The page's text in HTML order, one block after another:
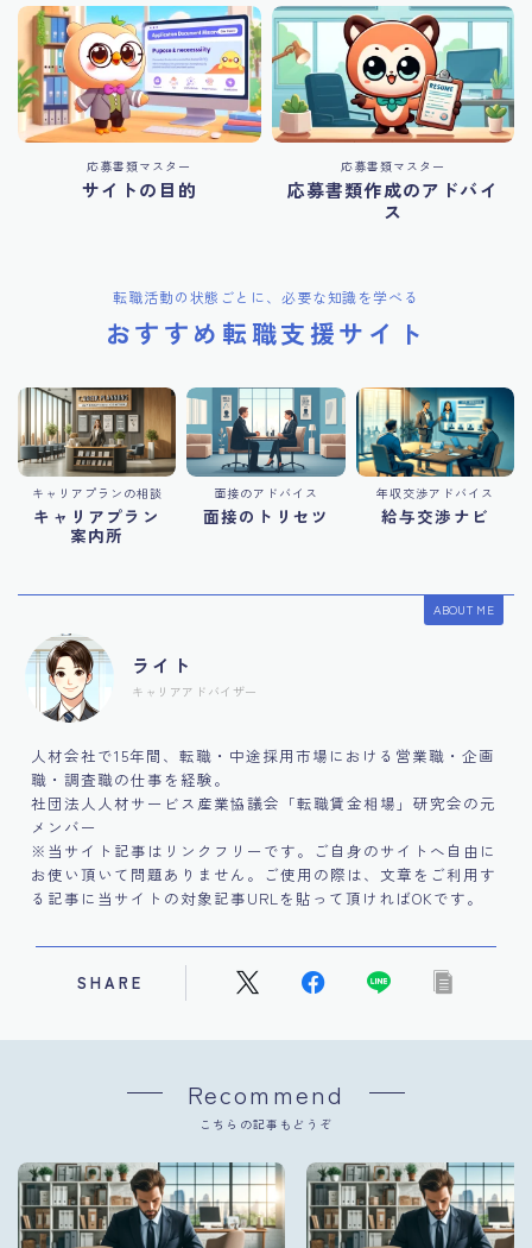
応募書類マスター
サイトの目的
応募書類マスター
応募書類作成のアドバイ
ス
転職活動の状態ごとに、必要な知識を学べる
おすすめ転職支援サイト
キャリアプランの相談
キャリアプラン
案内所
面接のアドバイス
面接のトリセツ
年収交渉アドバイス
給与交渉ナビ
ABOUT ME
ライト
キャリアアドバイザー
人材会社で15年間、転職・中途採用市場における営業職・企画
職・調査職の仕事を経験。
社団法人人材サービス産業協議会「転職賃金相場」研究会の元
メンバー
※当サイト記事はリンクフリーです。ご自身のサイトへ自由に
お使い頂いて問題ありません。ご使用の際は、文章をご利用す
る記事に当サイトの対象記事URLを貼って頂ければOKです。
SHARE
Recommend
こちらの記事もどうぞ